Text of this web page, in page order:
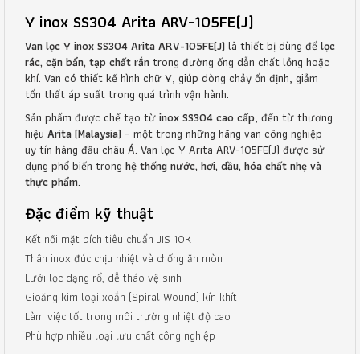
Y inox SS304 Arita ARV-105FE(J)
Van lọc Y inox SS304 Arita ARV-105FE(J)là thiết bị dùng đểlọc
rác, cặn bẩn, tạp chất rắntrong đường ống dẫn chất lỏng hoặc
khí. Van có thiết kế hình chữY, giúp dòng chảy ổn định, giảm
tổn thất áp suất trong quá trình vận hành.
Sản phẩm được chế tạo từinox SS304 cao cấp, đến từ thương
hiệu Arita (Malaysia) – một trong những hãng van công nghiệp
uy tín hàng đầu châu Á. Van lọc Y Arita ARV-105FE(J) được sử
dụng phổ biến trong hệ thống nước, hơi, dầu, hóa chất nhẹ và
thực phẩm.
Đặc điểm kỹ thuật
Kết nối mặt bích tiêu chuẩn JIS 10K
Thân inox đúc chịu nhiệt và chống ăn mòn
Lưới lọc dạng rổ, dễ tháo vệ sinh
Gioăng kim loại xoắn (Spiral Wound) kín khít
Làm việc tốt trong môi trường nhiệt độ cao
Phù hợp nhiều loại lưu chất công nghiệp